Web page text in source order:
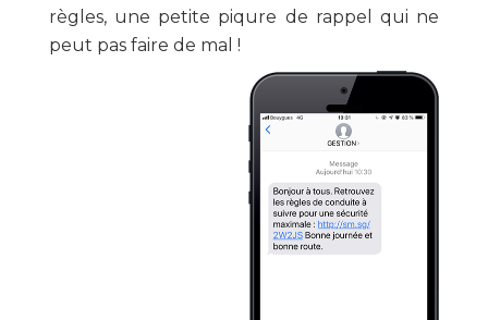
règles, une petite piqure de rappel qui ne
peut pas faire de mal !